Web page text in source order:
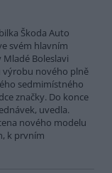
Škoda Auto
svém hlavním
Mladé Boleslavi
výrobu nového plně
sedmimístného
značky. Do konce
uvedla.
nového modelu
k prvním